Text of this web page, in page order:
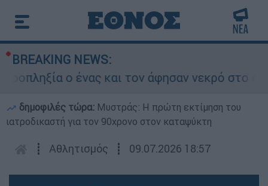
BREAKING NEWS:
ο ένας και τον άφησαν νεκρό στο σημείο
δημοφιλές τώρα: Μυστράς: Η πρώτη εκτίμηση του
ιατροδικαστή για τον 90χρονο στον καταψύκτη
┋ Αθλητισμός ┋ 09.07.2026 18:57